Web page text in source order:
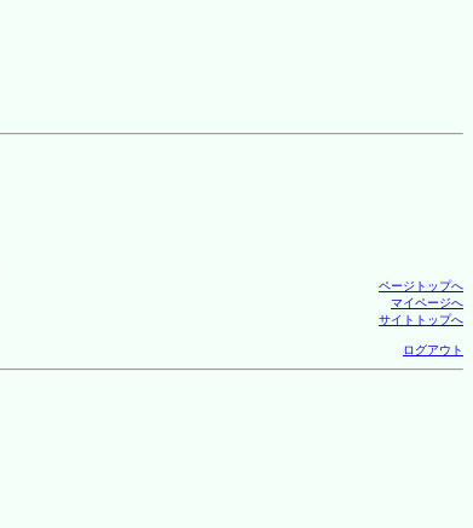
ページトップへ
マイページへ
サイトトップへ
ログアウト